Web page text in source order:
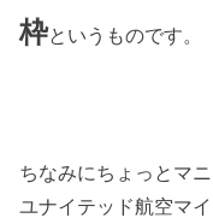
枠というものです。
ちなみにちょっとマ
ユナイテッド航空マ